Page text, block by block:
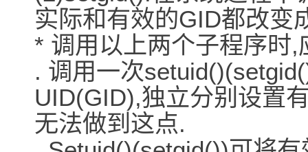
实际和有效的GID都改变
* 调用以上两个子程序时,
. 调用一次
UID(GID),独立分别设置
无法做到这点.